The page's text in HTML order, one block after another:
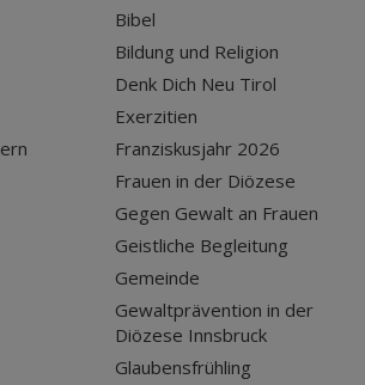
Bibel
Bildung und Religion
Denk Dich Neu Tirol
Exerzitien
Franziskusjahr 2026
Frauen in der Diözese
Gegen Gewalt an Frauen
Geistliche Begleitung
Gemeinde
Gewaltprävention in der
Diözese Innsbruck
Glaubensfrühling